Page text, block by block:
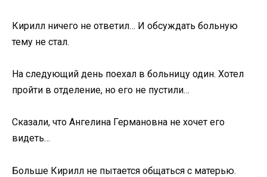
Кирилл ничего не ответил… И обсуждать больную
тему не стал.
На следующий день поехал в больницу один. Хотел
пройти в отделение, но его не пустили…
Сказали, что Ангелина Германовна не хочет его
видеть…
Больше Кирилл не пытается общаться с матерью.